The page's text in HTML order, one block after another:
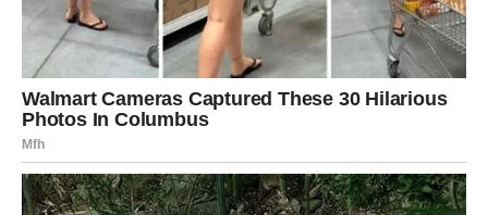
Dolazi vreme unutrašnjeg mira
Najveća nagrada koja vas očekuje neće biti samo ljubav ili
novac, već osećaj da ste konačno pronašli mir.